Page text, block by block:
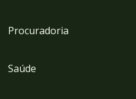
Procuradoria
Saúde